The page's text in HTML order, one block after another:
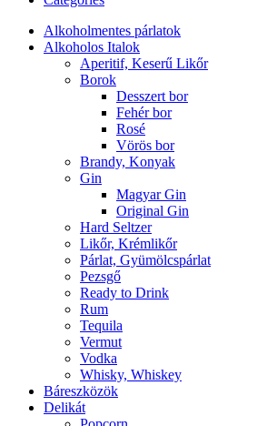
Alkoholmentes párlatok
Alkoholos Italok
Aperitif, Keserű Likőr
Borok
Desszert bor
Fehér bor
Rosé
Vörös bor
Brandy, Konyak
Gin
Magyar Gin
Original Gin
Hard Seltzer
Likőr, Krémlikőr
Párlat, Gyümölcspárlat
Pezsgő
Ready to Drink
Rum
Tequila
Vermut
Vodka
Whisky, Whiskey
Báreszközök
Delikát